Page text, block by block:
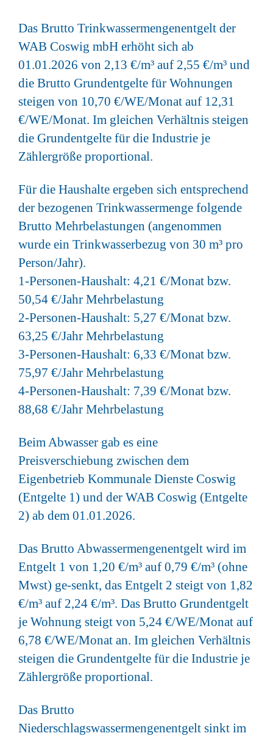
Das Brutto Trinkwassermengenentgelt der
WAB Coswig mbH erhöht sich ab
01.01.2026 von 2,13 €/m³ auf 2,55 €/m³ und
die Brutto Grundentgelte für Wohnungen
steigen von 10,70 €/WE/Monat auf 12,31
€/WE/Monat. Im gleichen Verhältnis steigen
die Grundentgelte für die Industrie je
Zählergröße proportional.
Für die Haushalte ergeben sich entsprechend
der bezogenen Trinkwassermenge folgende
Brutto Mehrbelastungen (angenommen
wurde ein Trinkwasserbezug von 30 m³ pro
Person/Jahr).
1-Personen-Haushalt: 4,21 €/Monat bzw.
50,54 €/Jahr Mehrbelastung
2-Personen-Haushalt: 5,27 €/Monat bzw.
63,25 €/Jahr Mehrbelastung
3-Personen-Haushalt: 6,33 €/Monat bzw.
75,97 €/Jahr Mehrbelastung
4-Personen-Haushalt: 7,39 €/Monat bzw.
88,68 €/Jahr Mehrbelastung
Beim Abwasser gab es eine
Preisverschiebung zwischen dem
Eigenbetrieb Kommunale Dienste Coswig
(Entgelte 1) und der WAB Coswig (Entgelte
2) ab dem 01.01.2026.
Das Brutto Abwassermengenentgelt wird im
Entgelt 1 von 1,20 €/m³ auf 0,79 €/m³ (ohne
Mwst) ge-senkt, das Entgelt 2 steigt von 1,82
€/m³ auf 2,24 €/m³. Das Brutto Grundentgelt
je Wohnung steigt von 5,24 €/WE/Monat auf
6,78 €/WE/Monat an. Im gleichen Verhältnis
steigen die Grundentgelte für die Industrie je
Zählergröße proportional.
Das Brutto
Niederschlagswassermengenentgelt sinkt im